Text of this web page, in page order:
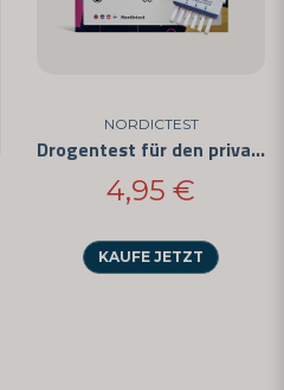
NORDICTEST
Drogentest für den privaten Gebrauch - Einfach anzuwenden und CE-zertifiziert
4,95 €
KAUFE JETZT